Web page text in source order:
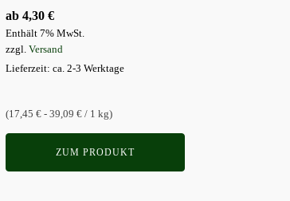
ab 4,30 €
Enthält 7% MwSt.
zzgl. Versand
Lieferzeit: ca. 2-3 Werktage
(17,45 € - 39,09 € / 1 kg)
ZUM PRODUKT
Die
Optionen
können
der
werden